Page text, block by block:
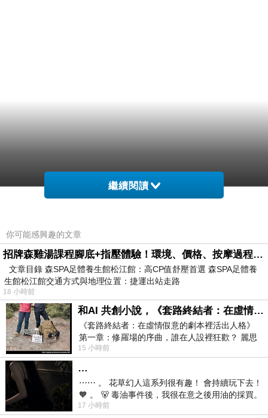
繼續閱讀
你可能感興趣的文章
招牌森雞湯課程腳底+指壓體驗！環境、價格、按摩過程全紀錄，森SPA足體養生館松江館最新價格表
文章目錄 森SPA足體養生館松江館：高CP值舒壓首選 森SPA足體養
生館松江館交通方式與地理位置：捷運出站走路
18 小時前
和AI 共創小說，《套路終結者：在虛情假意的劇本裡活出人格》
《套路終結者：在虛情假意的劇本裡活出人格》
第一章：修羅場的序曲，誰在人設裡狂歡？ 麗思
卡爾頓酒店的總統套房內，燈光昏
15 小時前
…
⋯⋯ 。 花草幻人這系列很有趣！ 會持續玩下去！
🧡 。 🐻 毒油事件後，我很在意之後用油的採買。
前天購買了我之前就很愛
17 小時前